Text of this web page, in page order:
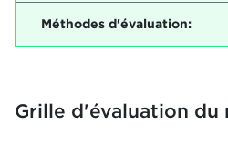
Méthodes d'évaluation:
Grille d'évaluation